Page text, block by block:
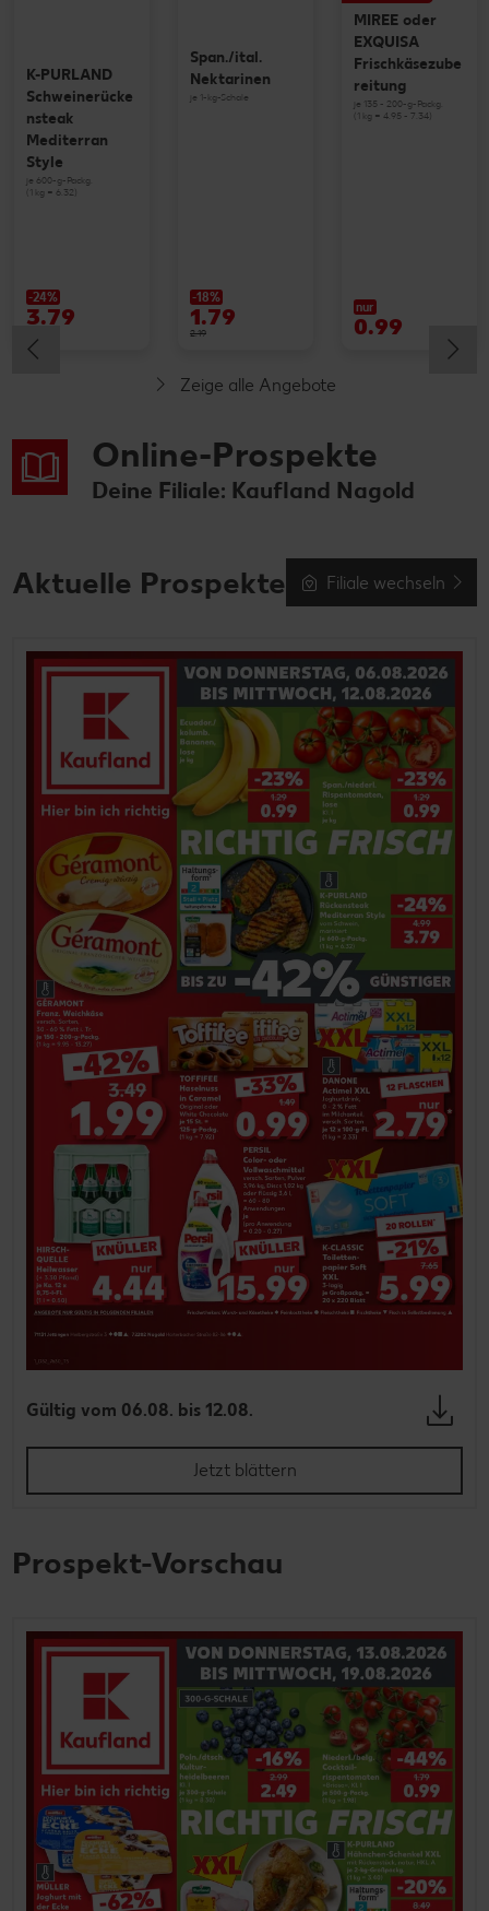
K-PURLAND
Schweinerücke
nsteak
Mediterran
Style
je 600-g-Packg.
(1 kg = 6.32)
-24%
3.79
Span./ital.
Nektarinen
je 1-kg-Schale
-18%
1.79
2.19
MIREE oder
EXQUISA
Frischkäsezube
reitung
je 135 - 200-g-Packg.
(1 kg = 4.95 - 7.34)
nur
0.99
Zeige alle Angebote
Online-Prospekte
Deine Filiale: Kaufland Nagold
Aktuelle Prospekte Filiale wechseln
Gültig vom 06.08. bis 12.08.
Jetzt blättern
Prospekt-Vorschau